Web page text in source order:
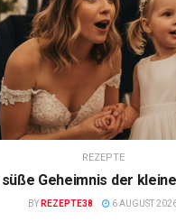
REZEPTE
süße Geheimnis der
BY REZEPTE38 6 AUGUST